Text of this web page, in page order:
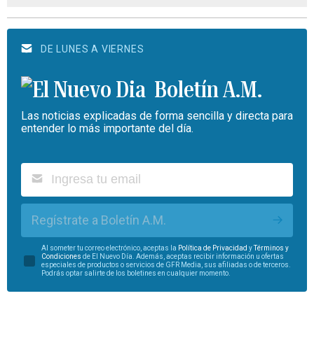
DE LUNES A VIERNES
Boletín A.M.
Las noticias explicadas de forma sencilla y directa para
entender lo más importante del día.
Regístrate a Boletín A.M.
Al someter tu correo electrónico, aceptas la Política de Privacidad yTérminos y
Condiciones de El Nuevo Día. Además, aceptas recibir información u ofertas
especiales de productos o servicios de GFR Media, sus afiliadas o de terceros.
Podrás optar salirte de los boletines en cualquier momento.